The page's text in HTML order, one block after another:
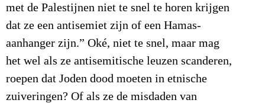
met de Palestijnen niet te snel te horen krijgen
dat ze een antisemiet zijn of een Hamas-
aanhanger zijn.” Oké, niet te snel, maar mag
het wel als ze antisemitische leuzen scanderen,
roepen dat Joden dood moeten in etnische
zuiveringen? Of als ze de misdaden van